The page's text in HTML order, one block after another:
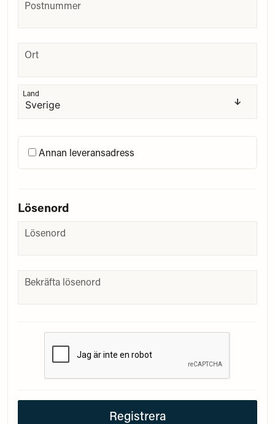
Postnummer
frontend.form.billing_address.city
Ort
frontend.form.billing_address.country
Land
Annan leveransadress
Lösenord
Lösenord
Lösenord
frontend.form.password_confirmation
Bekräfta lösenord
Registrera